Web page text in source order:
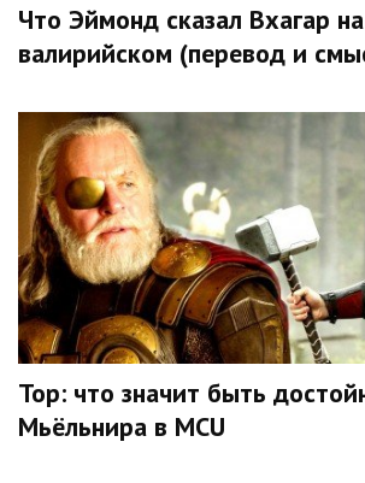
Что Эймонд сказал Вхагар
валирийском (перевод и
Тор: что значит быть
Мьёльнира в MCU